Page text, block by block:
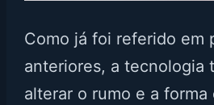
Como já foi referido em
anteriores, a tecnologia
alterar o rumo e a forma